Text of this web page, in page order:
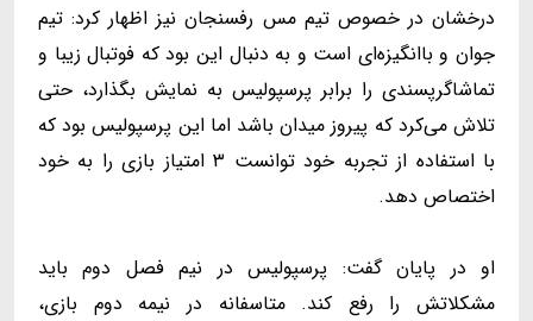
درخشان در خصوص تیم مس رفسنجان نیز اظهار کرد: تیم
جوان و باانگیزه‌ای است و به دنبال این بود که فوتبال زیبا و
تماشاگرپسندی را برابر پرسپولیس به نمایش بگذارد، حتی
تلاش می‌کرد که پیروز میدان باشد اما این پرسپولیس بود که
با استفاده از تجربه خود توانست ۳ امتیاز بازی را به خود
اختصاص دهد.
او در پایان گفت: پرسپولیس در نیم فصل دوم باید
مشکلاتش را رفع کند. متاسفانه در نیمه دوم بازی،